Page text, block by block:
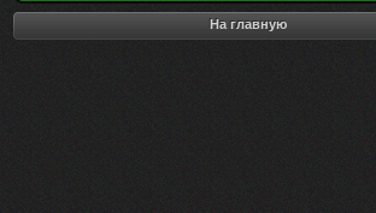
На главную